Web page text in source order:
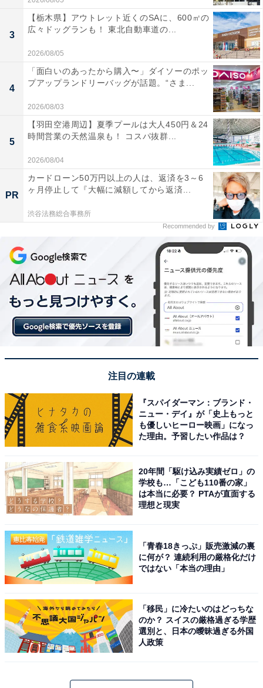
3
【栃木県】アウトレット近くのSAに、600㎡の
広々ドッグランも！ 東北自動車道の...
2026/08/05
4
「面白いのあったから購入〜」ダイソーのポッ
プアップランドリーバッグが話題。“さま...
2026/08/03
5
【羽田空港周辺】夏季プールは大人450円＆24
時間営業の天然温泉も！ コスパ抜群...
2026/08/04
PR
カードローン50万円以上の人は、返済を3～6
ヶ月停止して『大幅に減額してから返済...
渋谷法務総合事務所
Recommended by
注目の連載
『スパイダーマン：ブランド・
ニュー・デイ』が「史上もっと
も優しいヒーロー映画」になっ
た理由。予習したい作品は？
20年間「駆け込み実績ゼロ」の
学校も…「こども110番の家」
は本当に必要？ PTAが直面する
理想と現実
「青春18きっぷ」販売激減の裏
に何が？ 連続利用の厳格化だけ
ではない「本当の理由」
「移民」に冷たいのはどっちな
のか？ スイスの厳格過ぎる学歴
選別と、日本の曖昧過ぎる外国
人政策